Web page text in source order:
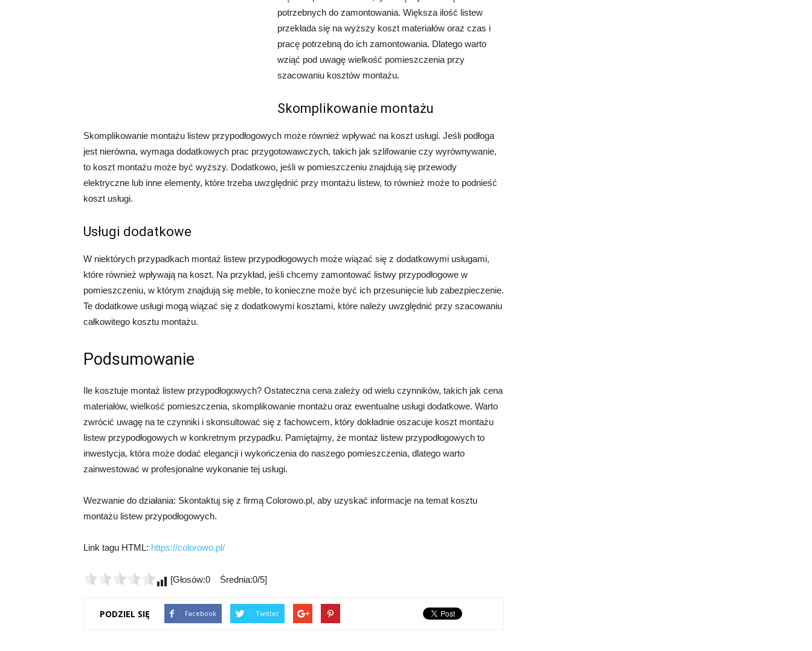
potrzebnych do zamontowania. Większa ilość listew
przekłada się na wyższy koszt materiałów oraz czas i
pracę potrzebną do ich zamontowania. Dlatego warto
wziąć pod uwagę wielkość pomieszczenia przy
szacowaniu kosztów montażu.
Skomplikowanie montażu
Skomplikowanie montażu listew przypodłogowych może również wpływać na koszt usługi. Jeśli podłoga
jest nierówna, wymaga dodatkowych prac przygotowawczych, takich jak szlifowanie czy wyrównywanie,
to koszt montażu może być wyższy. Dodatkowo, jeśli w pomieszczeniu znajdują się przewody
elektryczne lub inne elementy, które trzeba uwzględnić przy montażu listew, to również może to podnieść
koszt usługi.
Usługi dodatkowe
W niektórych przypadkach montaż listew przypodłogowych może wiązać się z dodatkowymi usługami,
które również wpływają na koszt. Na przykład, jeśli chcemy zamontować listwy przypodłogowe w
pomieszczeniu, w którym znajdują się meble, to konieczne może być ich przesunięcie lub zabezpieczenie.
Te dodatkowe usługi mogą wiązać się z dodatkowymi kosztami, które należy uwzględnić przy szacowaniu
całkowitego kosztu montażu.
Podsumowanie
Ile kosztuje montaż listew przypodłogowych? Ostateczna cena zależy od wielu czynników, takich jak cena
materiałów, wielkość pomieszczenia, skomplikowanie montażu oraz ewentualne usługi dodatkowe. Warto
zwrócić uwagę na te czynniki i skonsultować się z fachowcem, który dokładnie oszacuje koszt montażu
listew przypodłogowych w konkretnym przypadku. Pamiętajmy, że montaż listew przypodłogowych to
inwestycja, która może dodać elegancji i wykończenia do naszego pomieszczenia, dlatego warto
zainwestować w profesjonalne wykonanie tej usługi.
Wezwanie do działania: Skontaktuj się z firmą Colorowo.pl, aby uzyskać informacje na temat kosztu
montażu listew przypodłogowych.
Link tagu HTML: https://colorowo.pl/
[Głosów:0 Średnia:0/5]
PODZIEL SIĘ Facebook Twitter